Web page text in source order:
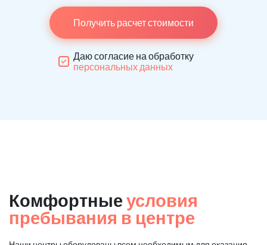
Получить расчет стоимости
Даю согласие на обработку
персональных данных
Комфортные условия
пребывания в центре